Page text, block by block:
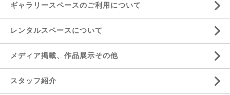
ギャラリースペースのご利用について
レンタルスペースについて
メディア掲載、作品展示その他
スタッフ紹介